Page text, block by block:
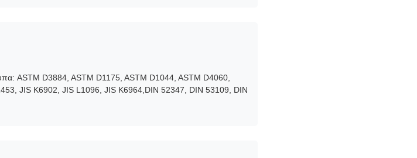
ASTM D3884, ASTM D1175, ASTM D1044, ASTM D4060,
JIS K6902, JIS L1096, JIS K6964,DIN 52347, DIN 53109, DIN